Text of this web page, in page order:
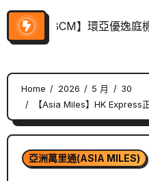
【BCM】環亞優逸
Home 2026 5 月
30
【Asia Miles】HK Express
亞洲萬里通(ASIA MILES)